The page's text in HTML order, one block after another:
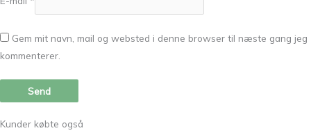
Gem mit navn, mail og websted i denne browser til næste gang jeg
kommenterer.
Kunder købte også